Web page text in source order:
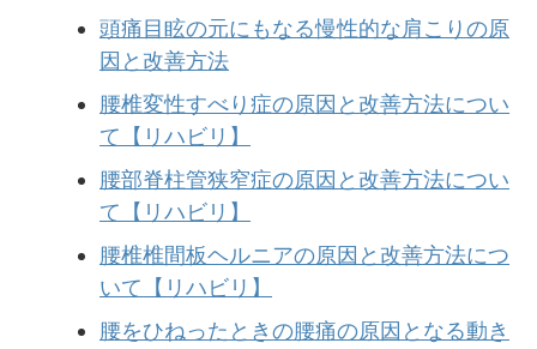
頭痛目眩の元にもなる慢性的な肩こりの原
因と改善方法
腰椎変性すべり症の原因と改善方法につい
て【リハビリ】
腰部脊柱管狭窄症の原因と改善方法につい
て【リハビリ】
腰椎椎間板ヘルニアの原因と改善方法につ
いて【リハビリ】
腰をひねったときの腰痛の原因となる動き